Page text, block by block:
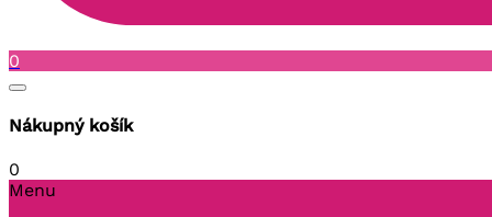
0
Nákupný košík
0
Menu